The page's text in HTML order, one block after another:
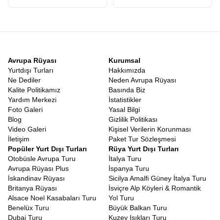
sonucun belirsizliği gezginleri yorar. Ancak bu rotanın en büyük
edin.
Vizesiz Güney Kore Japonya Tatili , bürokratik engellere
takılmadan, sadece keşfetme heyecanına odaklanabileceğiniz
nadir rotalardan biridir. Bu kolaylık, özellikle balayı çiftleri, arkadaş
grupları ve ailesiyle rahat bir tatil geçirmek isteyenler için büyük
bir nimettir.
Japonya Güney Kore Gezi Rehberi
Turlarımızda görev alan profesyonel rehberlerimiz, bölgeye
hakim, yerel kültürü çok iyi bilen ve size sadece yerleri gösteren
değil, o yerlerin hikayesini anlatan uzmanlardır. Bu anlamda
turumuz, canlı bir
Japonya Güney Kore Gezi Rehberi
niteliğindedir. Hangi sokakta en iyi Ramen yenir? Seul’de nereden
en uygun hediyelik eşya alınır? Japon metrosu nasıl kullanılır?
Tüm bu soruların cevabını rehberlerimizden anında alabilirsiniz.
Rehberlerimiz, size sadece turistik yerleri değil, yerel halkın
yaşam tarzını, geleneklerini ve inançlarını da aktarır. Bir Şinto
tapınağında nasıl dua edileceğinden, Kore’de büyüklerin yanında
nasıl yemek yenileceğine kadar kültürel kodları öğrenirsiniz.
Avrupa Rüyası
Yurtdışı Turları
Ne Dediler
Kalite Politikamız
Yardım Merkezi
Foto Galeri
Blog
Video Galeri
İletişim
Kurumsal
Hakkımızda
Neden Avrupa Rüyası
Basında Biz
İstatistikler
Yasal Bilgi
Gizlilik Politikası
Kişisel Verilerin Korunması
Paket Tur Sözleşmesi
Popüler Yurt Dışı Turları
Otobüsle Avrupa Turu
Avrupa Rüyası Plus
İskandinav Rüyası
Britanya Rüyası
Alsace Noel Kasabaları Turu
Benelüx Turu
Dubai Turu
Rüya Yurt Dışı Turları
İtalya Turu
İspanya Turu
Sicilya Amalfi Güney İtalya Turu
İsviçre Alp Köyleri & Romantik
Yol Turu
Büyük Balkan Turu
Kuzey Işıkları Turu